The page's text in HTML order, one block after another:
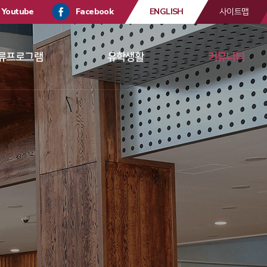
Youtube Facebook ENGLISH 사이트맵
프로그램 유학생활 커뮤니티